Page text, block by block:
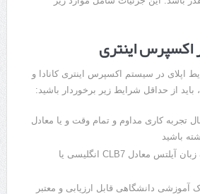
اینتری
اپلای در سیستم اکسپرس اینتری کانادا و
باید از حداقل شرایط زیر برخوردار باشید:
تجربه کاری مداوم و تمام وقت و یا معادل
قادر به ارائه نمره زبان آیلتس معادل CLB7 انگلیسی یا
آموزشی دانشگاهی قابل ارزیابی و معتبر